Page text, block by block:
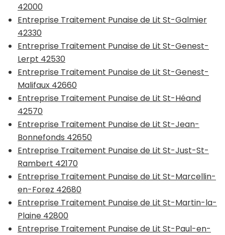
42000
Entreprise Traitement Punaise de Lit St-Galmier
42330
Entreprise Traitement Punaise de Lit St-Genest-
Lerpt 42530
Entreprise Traitement Punaise de Lit St-Genest-
Malifaux 42660
Entreprise Traitement Punaise de Lit St-Héand
42570
Entreprise Traitement Punaise de Lit St-Jean-
Bonnefonds 42650
Entreprise Traitement Punaise de Lit St-Just-St-
Rambert 42170
Entreprise Traitement Punaise de Lit St-Marcellin-
en-Forez 42680
Entreprise Traitement Punaise de Lit St-Martin-la-
Plaine 42800
Entreprise Traitement Punaise de Lit St-Paul-en-